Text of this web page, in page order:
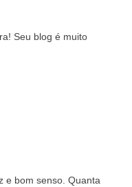
Seu blog é muito
e bom senso. Quanta